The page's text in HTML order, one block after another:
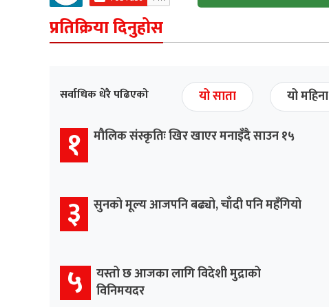
प्रतिक्रिया दिनुहोस
सर्वाधिक धेरै पढिएको यो साता यो महिना
१ मौलिक संस्कृतिः खिर खाएर मनाइँदै साउन १५
३ सुनको मूल्य आजपनि बढ्यो, चाँदी पनि महँगियो
५ यस्तो छ आजका लागि विदेशी मुद्राको
विनिमयदर